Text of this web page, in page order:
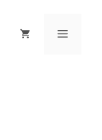
Menu